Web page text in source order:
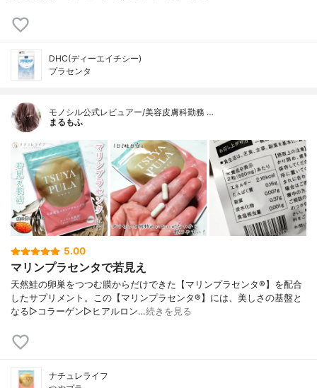
DHC(ディーエイチシー)
プラセンタ
モノシル公式レビュアー/美容皮膚科勤務 …
まるもふ
5.00
マリンプラセンタで若見え
天然鮭の卵巣をつつむ膜からだけできた【マリンプラセンタ®️】を配合
したサプリメント。この【マリンプラセンタ®️】には、美しさの基盤と
なる▷コラーゲン▷ヒアルロン…続きを見る
ナチュレライフ